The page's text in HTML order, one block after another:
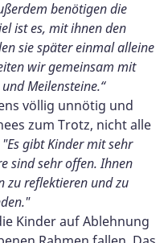
benötigen die
ist es, mit ihnen den
sie später einmal alleine
wir gemeinsam mit
Meilensteine.“
völlig unnötig und
zum Trotz, nicht alle
"Es gibt Kinder mit sehr
sind sehr offen. Ihnen
zu reflektieren und zu
Kinder auf Ablehnung